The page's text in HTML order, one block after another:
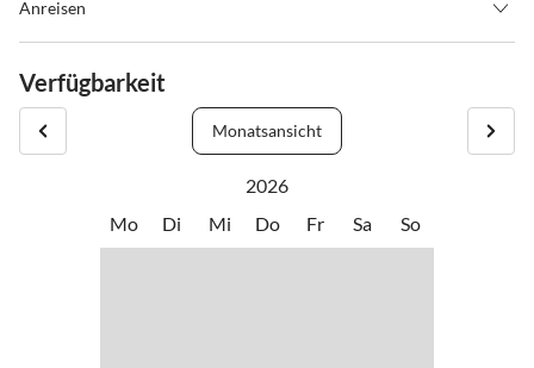
Anreisen
Endreinigung. Die Auf- und Abfahrt mit dem Skidoo wird je nach
Aufwand extra verrechnet.
Verfügbarkeit
Monatsansicht
2026
Mo
Di Mi Do Fr Sa So